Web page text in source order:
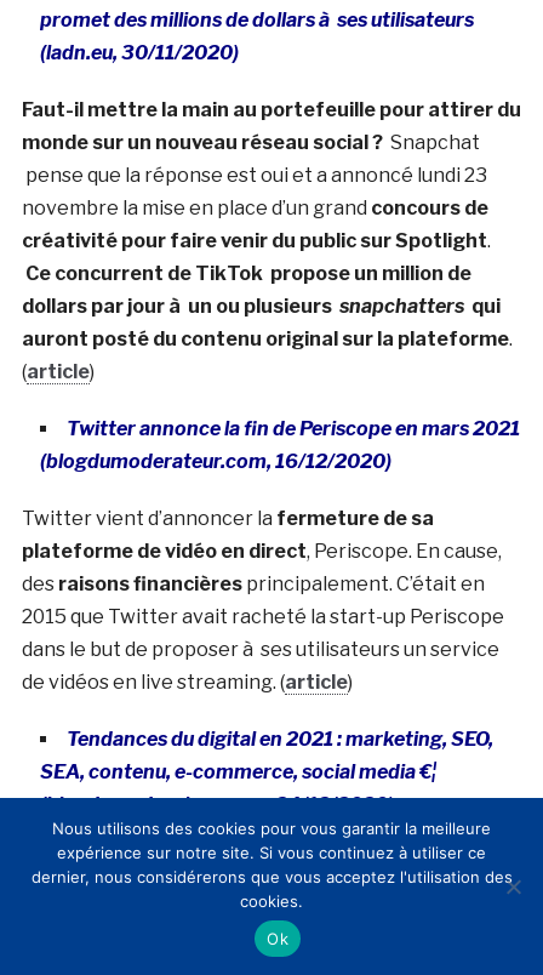
promet des millions de dollars à ses utilisateurs
(ladn.eu, 30/11/2020)
Faut-il mettre la main au portefeuille pour attirer du
monde sur un nouveau réseau social ?Snapchat
pense que la réponse est oui et a annoncé lundi 23
novembre la mise en place d’un grand concours de
créativité pour faire venir du public sur Spotlight.
Ce concurrent de TikTok propose un million de
dollars par jour à un ou plusieurs snapchattersqui
auront posté du contenu original sur la plateforme.
(article)
Twitter annonce la fin de Periscope en mars 2021
(blogdumoderateur.com, 16/12/2020)
Twitter vient d’annoncer la fermeture de sa
plateforme de vidéo en direct, Periscope. En cause,
des raisons financièresprincipalement. C’était en
2015 que Twitter avait racheté la start-up Periscope
dans le but de proposer à ses utilisateurs un service
de vidéos en live streaming. (article)
Tendances du digital en 2021 : marketing, SEO,
SEA, contenu, e-commerce, social media €¦
(blogdumoderateur.com, 24/12/2020)
Chaque fin d’année est l’occasion de faire un tour
d’horizon des bonnes pratiques et tendances pour
l’année à venir. Récapitulatif complet des tendances
identifiées pour 2021. En 2021, les marques doivent
Nous utilisons des cookies pour vous garantir la meilleure
expérience sur notre site. Si vous continuez à utiliser ce
dernier, nous considérerons que vous acceptez l'utilisation des
cookies.
Ok